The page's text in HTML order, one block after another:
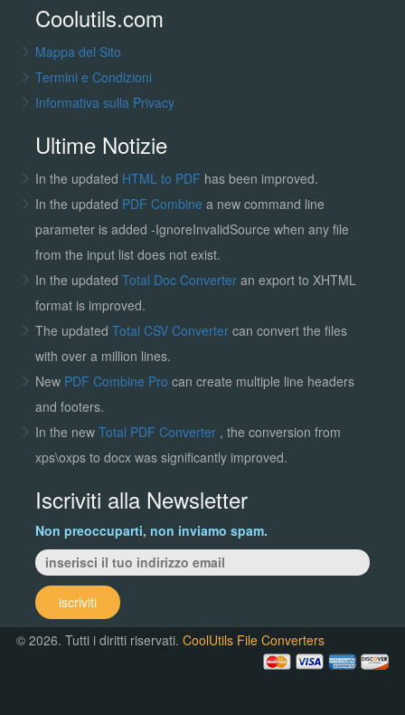
Coolutils.com
Mappa del Sito
Termini e Condizioni
Informativa sulla Privacy
Ultime Notizie
In the updated HTML to PDF has been improved.
In the updated PDF Combine a new command line
parameter is added -IgnoreInvalidSource when any file
from the input list does not exist.
In the updated Total Doc Converter an export to XHTML
format is improved.
The updated Total CSV Convertercan convert the files
with over a million lines.
New PDF Combine Pro can create multiple line headers
and footers.
In the new Total PDF Converter , the conversion from
xps\oxps to docx was significantly improved.
Iscriviti alla Newsletter
Non preoccuparti, non inviamo spam.
iscriviti
© 2026. Tutti i diritti riservati.CoolUtils File Converters